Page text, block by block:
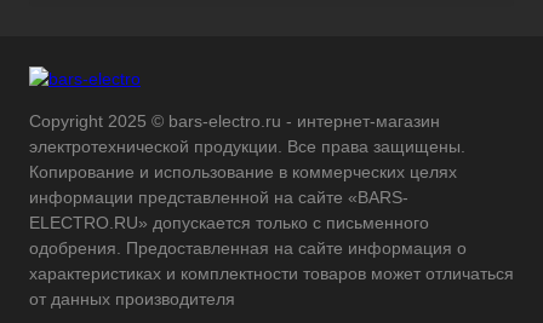
Copyright 2025 © bars-electro.ru - интернет-магазин
электротехнической продукции. Все права защищены.
Копирование и использование в коммерческих целях
информации представленной на сайте «BARS-
ELECTRO.RU» допускается только с письменного
одобрения. Предоставленная на сайте информация о
характеристиках и комплектности товаров может отличаться
от данных производителя